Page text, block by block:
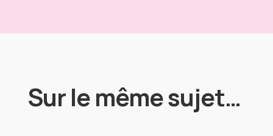
Sur le même sujet…